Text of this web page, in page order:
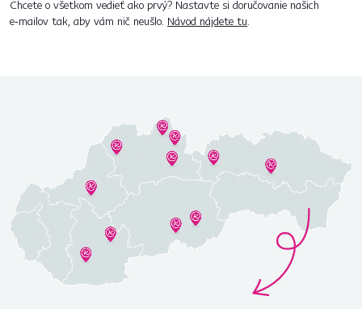
Chcete o všetkom vedieť ako prvý? Nastavte si doručovanie našich
e‑mailov tak, aby vám nič neušlo. Návod nájdete tu.